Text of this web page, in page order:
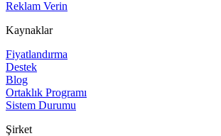
Reklam Verin
Kaynaklar
Fiyatlandırma
Destek
Blog
Ortaklık Programı
Sistem Durumu
Şirket